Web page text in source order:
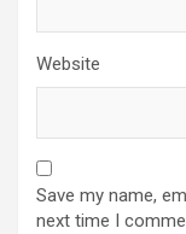
Website
Save my name,
next time I